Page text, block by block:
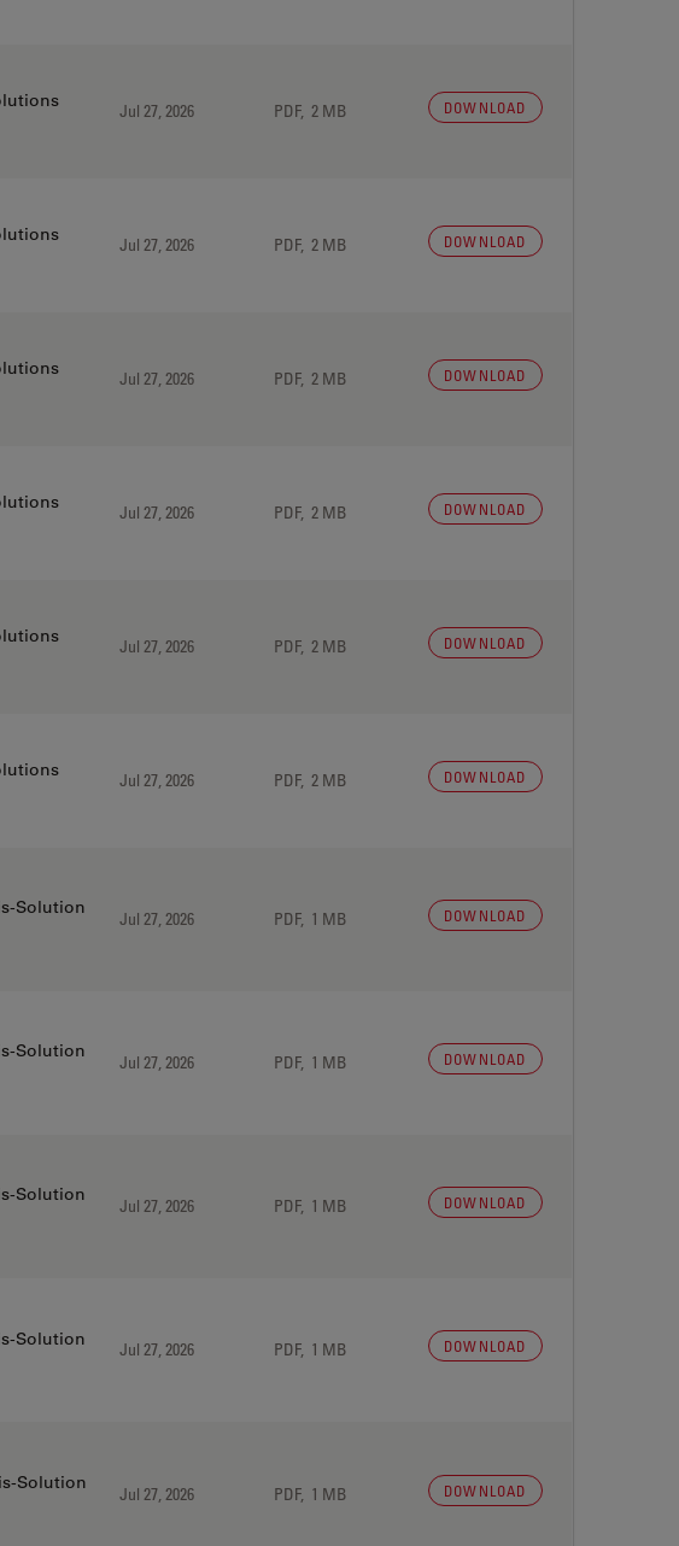
Jul 27, 2026 PDF, 2 MB DOWNLOAD
Jul 27, 2026 PDF, 2 MB DOWNLOAD
Jul 27, 2026 PDF, 2 MB DOWNLOAD
Jul 27, 2026 PDF, 2 MB DOWNLOAD
Jul 27, 2026 PDF, 2 MB DOWNLOAD
Jul 27, 2026 PDF, 2 MB DOWNLOAD
Solution
Jul 27, 2026 PDF, 1 MB DOWNLOAD
Solution
Jul 27, 2026 PDF, 1 MB DOWNLOAD
Solution
Jul 27, 2026 PDF, 1 MB DOWNLOAD
Solution
Jul 27, 2026 PDF, 1 MB DOWNLOAD
Solution
Jul 27, 2026 PDF, 1 MB DOWNLOAD